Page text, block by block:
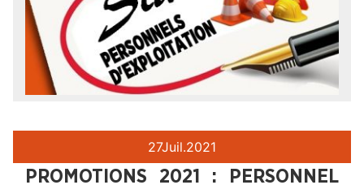
27Juil.2021
PROMOTIONS 2021 : PERSONNEL